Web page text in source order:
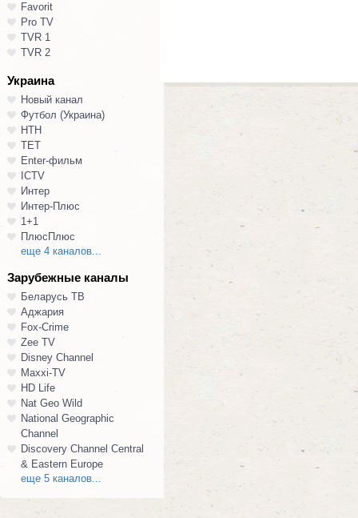
Favorit
Pro TV
TVR 1
TVR 2
Украина
Новый канал
Футбол (Украина)
НТН
ТЕТ
Enter-фильм
ICTV
Интер
Интер-Плюс
1+1
ПлюсПлюс
еще 4 каналов...
Зарубежные каналы
Беларусь ТВ
Аджария
Fox-Crime
Zee TV
Disney Channel
Maxxi-TV
HD Life
Nat Geo Wild
National Geographic
Channel
Discovery Channel Central
& Eastern Europe
еще 5 каналов...